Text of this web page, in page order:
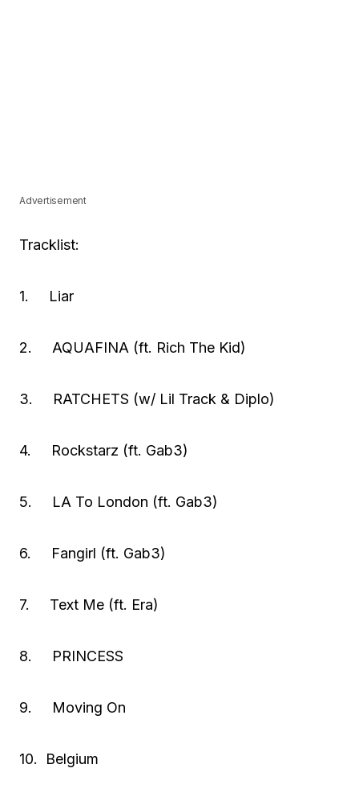
Advertisement
Tracklist:
1. Liar
2. AQUAFINA (ft. Rich The Kid)
3. RATCHETS (w/ Lil Track & Diplo)
4. Rockstarz (ft. Gab3)
5. LA To London (ft. Gab3)
6. Fangirl (ft. Gab3)
7. Text Me (ft. Era)
8. PRINCESS
9. Moving On
10. Belgium